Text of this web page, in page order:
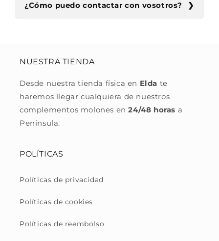
¿Cómo puedo contactar con vosotros?
NUESTRA TIENDA
Desde nuestra tienda física en Elda te
haremos llegar cualquiera de nuestros
complementos molones en24/48 horas a
Península.
POLÍTICAS
Políticas de privacidad
Políticas de cookies
Políticas de reembolso